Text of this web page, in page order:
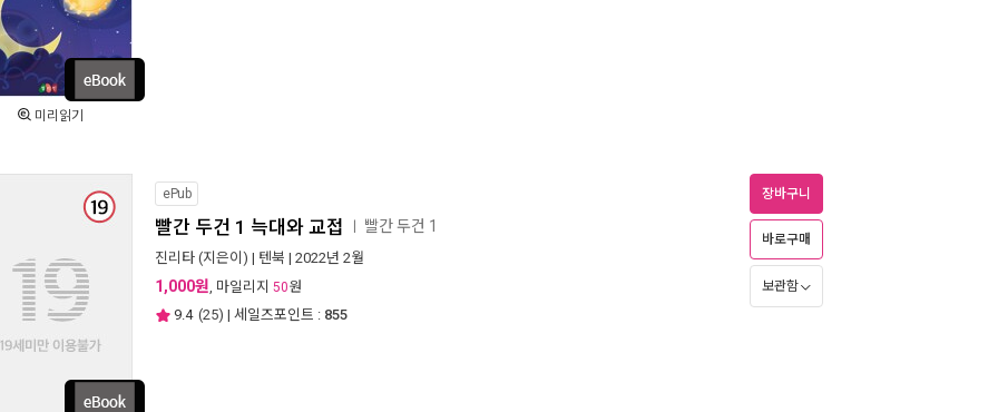
미리읽기
ePub
빨간 두건 1 늑대와 교접 빨간 두건 1
진리타 (지은이) | 텐북 | 2022년 2월
1,000원, 마일리지 50원
9.4 (25) | 세일즈포인트 : 855
장바구니
바로구매
보관함